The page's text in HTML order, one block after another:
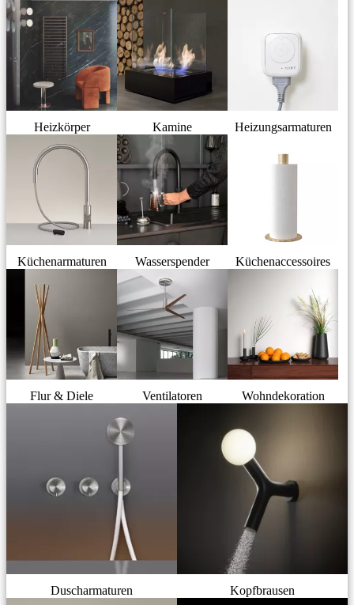
Heizkörper Kamine Heizungsarmaturen
Küchenarmaturen Wasserspender Küchenaccessoires
Flur & Diele Ventilatoren Wohndekoration
Duscharmaturen Kopfbrausen